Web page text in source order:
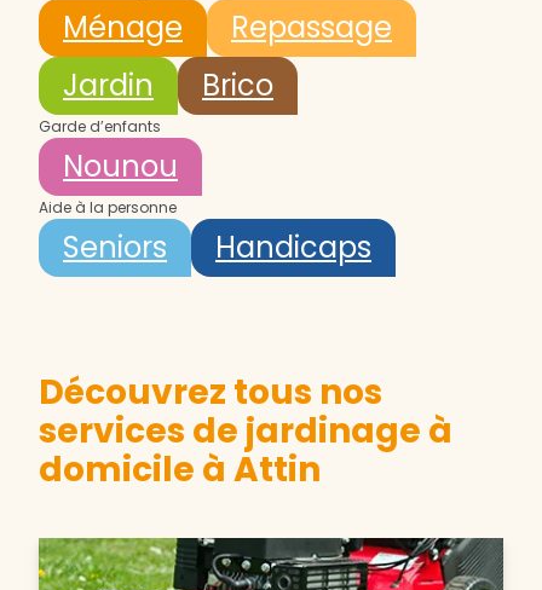
Ménage
Repassage
Jardin
Brico
Garde d’enfants
Nounou
Aide à la personne
Seniors Handicaps
Découvrez tous nos
services de jardinage à
domicile à Attin